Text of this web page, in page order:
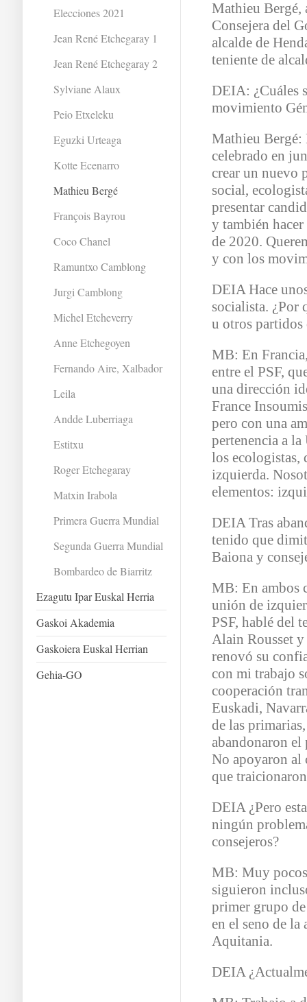
Elecciones 2021
Jean René Etchegaray 1
Jean René Etchegaray 2
Sylviane Alaux
Peio Etxeleku
Eguzki Urteaga
Kotte Ecenarro
Mathieu Bergé
François Bayrou
Coco Chanel
Ramuntxo Camblong
Jurgi Camblong
Michel Etcheverry
Anne Etchegoyen
Fernando Aire, Xalbador
Leila
Andde Luberriaga
Estitxu
Roger Etchegaray
Matxin Irabola
Primera Guerra Mundial
Segunda Guerra Mundial
Bombardeo de Biarritz
Ezagutu Ipar Euskal Herria
Gaskoi Akademia
Gaskoiera Euskal Herrian
Gehia-GO
Mathieu Bergé,
Consejera del
alcalde de
teniente de
DEIA: ¿Cuáles
movimiento
Mathieu Bergé:
celebrado en
crear un nuevo
social,
presentar
y también
de 2020.
y con los
DEIA Hace
socialista. ¿Por
u otros partidos
MB: En
entre el PSF,
una dirección
France
pero con una
pertenencia a
los ecologistas,
izquierda.
elementos:
DEIA Tras
tenido que
Baiona y
MB: En ambos
unión de
PSF, hablé del
Alain Rousset
renovó su
con mi trabajo
cooperación
Euskadi,
de las
abandonaron
No apoyaron al
que
DEIA ¿Pero
ningún
consejeros?
MB: Muy
siguieron
primer grupo
en el seno de la
Aquitania.
DEIA